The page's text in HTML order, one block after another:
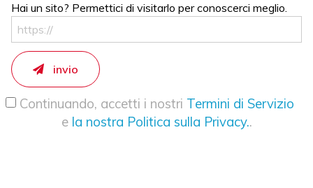
Hai un sito? Permettici di visitarlo per conoscerci meglio.
invio
Continuando, accetti i nostri Termini di Servizio
e la nostra Politica sulla Privacy..